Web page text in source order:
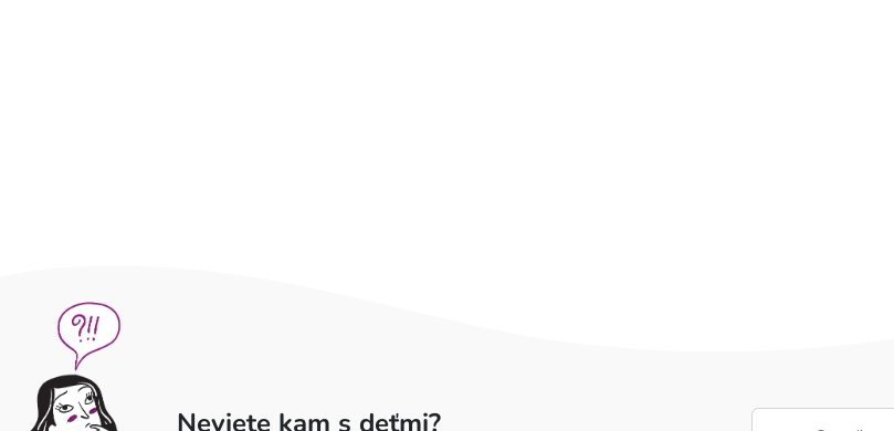
Neviete kam s deťmi?